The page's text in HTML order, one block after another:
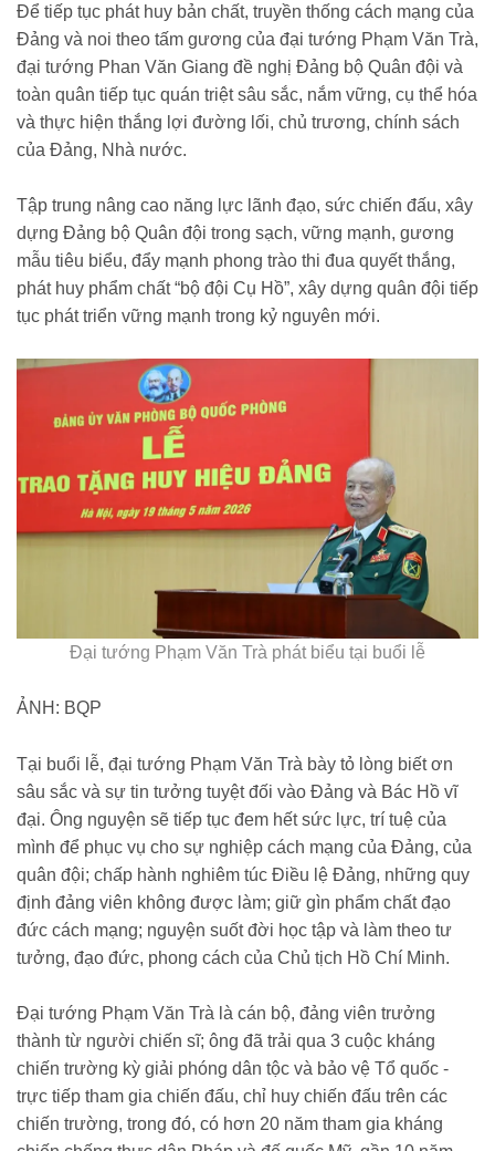
Để tiếp tục phát huy bản chất, truyền thống cách mạng của
Đảng và noi theo tấm gương của đại tướng Phạm Văn Trà,
đại tướng Phan Văn Giang đề nghị Đảng bộ Quân đội và
toàn quân tiếp tục quán triệt sâu sắc, nắm vững, cụ thể hóa
và thực hiện thắng lợi đường lối, chủ trương, chính sách
của Đảng, Nhà nước.
Tập trung nâng cao năng lực lãnh đạo, sức chiến đấu, xây
dựng Đảng bộ Quân đội trong sạch, vững mạnh, gương
mẫu tiêu biểu, đẩy mạnh phong trào thi đua quyết thắng,
phát huy phẩm chất “bộ đội Cụ Hồ”, xây dựng quân đội tiếp
tục phát triển vững mạnh trong kỷ nguyên mới.
Đại tướng Phạm Văn Trà phát biểu tại buổi lễ
ẢNH: BQP
Tại buổi lễ, đại tướng Phạm Văn Trà bày tỏ lòng biết ơn
sâu sắc và sự tin tưởng tuyệt đối vào Đảng và Bác Hồ vĩ
đại. Ông nguyện sẽ tiếp tục đem hết sức lực, trí tuệ của
mình để phục vụ cho sự nghiệp cách mạng của Đảng, của
quân đội; chấp hành nghiêm túc Điều lệ Đảng, những quy
định đảng viên không được làm; giữ gìn phẩm chất đạo
đức cách mạng; nguyện suốt đời học tập và làm theo tư
tưởng, đạo đức, phong cách của Chủ tịch Hồ Chí Minh.
Đại tướng Phạm Văn Trà là cán bộ, đảng viên trưởng
thành từ người chiến sĩ; ông đã trải qua 3 cuộc kháng
chiến trường kỳ giải phóng dân tộc và bảo vệ Tổ quốc -
trực tiếp tham gia chiến đấu, chỉ huy chiến đấu trên các
chiến trường, trong đó, có hơn 20 năm tham gia kháng